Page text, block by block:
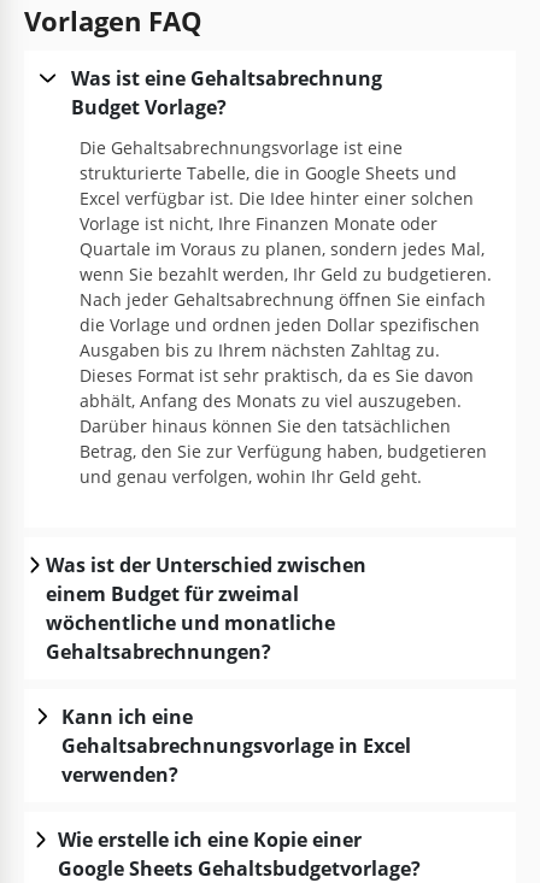
Vorlagen FAQ
Was ist eine Gehaltsabrechnung
Budget Vorlage?
Die Gehaltsabrechnungsvorlage ist eine
strukturierte Tabelle, die in Google Sheets und
Excel verfügbar ist. Die Idee hinter einer solchen
Vorlage ist nicht, Ihre Finanzen Monate oder
Quartale im Voraus zu planen, sondern jedes Mal,
wenn Sie bezahlt werden, Ihr Geld zu budgetieren.
Nach jeder Gehaltsabrechnung öffnen Sie einfach
die Vorlage und ordnen jeden Dollar spezifischen
Ausgaben bis zu Ihrem nächsten Zahltag zu.
Dieses Format ist sehr praktisch, da es Sie davon
abhält, Anfang des Monats zu viel auszugeben.
Darüber hinaus können Sie den tatsächlichen
Betrag, den Sie zur Verfügung haben, budgetieren
und genau verfolgen, wohin Ihr Geld geht.
Was ist der Unterschied zwischen
einem Budget für zweimal
wöchentliche und monatliche
Gehaltsabrechnungen?
Kann ich eine
Gehaltsabrechnungsvorlage in Excel
verwenden?
Wie erstelle ich eine Kopie einer
Google Sheets Gehaltsbudgetvorlage?